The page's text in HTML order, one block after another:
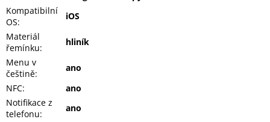
MILESIGHT
Doprodej
Přihlášení
Kompatibilní
OS:
iOS
Materiál
řemínku:
hliník
Menu v
češtině:
ano
NFC:
ano
Notifikace z
telefonu:
ano